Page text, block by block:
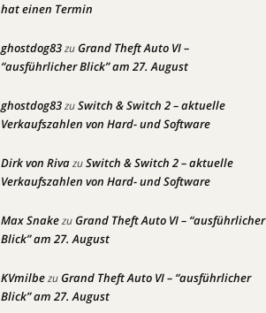
hat einen Termin
ghostdog83zuGrand Theft Auto VI –
“ausführlicher Blick” am 27. August
ghostdog83zuSwitch & Switch 2 – aktuelle
Verkaufszahlen von Hard- und Software
Dirk von RivazuSwitch & Switch 2 – aktuelle
Verkaufszahlen von Hard- und Software
Max SnakezuGrand Theft Auto VI – “ausführlicher
Blick” am 27. August
KVmilbezuGrand Theft Auto VI – “ausführlicher
Blick” am 27. August